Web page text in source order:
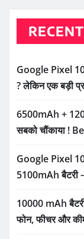
Google Pixel
? लेकिन एक बड़ी
6500mAh +
सबको चौंकाया !
Google Pixel
5100mAh
10000 mAh
फोन, फीचर और